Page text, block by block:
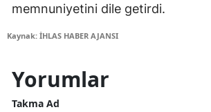
memnuniyetini dile getirdi.
Kaynak: İHLAS HABER AJANSI
Yorumlar
Takma Ad